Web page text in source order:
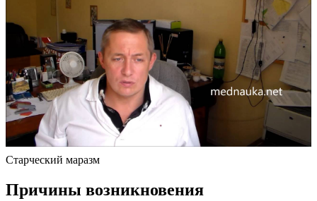
Старческий маразм
Причины возникновения